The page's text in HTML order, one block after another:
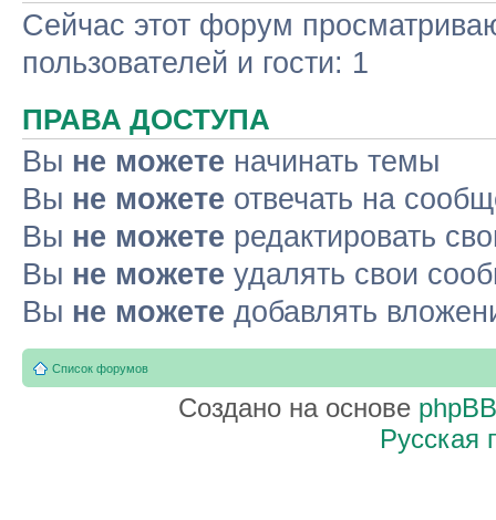
Сейчас этот форум
пользователей и гости: 1
ПРАВА ДОСТУПА
Вы не можете начинать темы
Вы не можете отвечать на
Вы не можете редактировать
Вы не можете удалять свои
Вы не можете добавлять
Список форумов
Создано на основе phpBB
Русская